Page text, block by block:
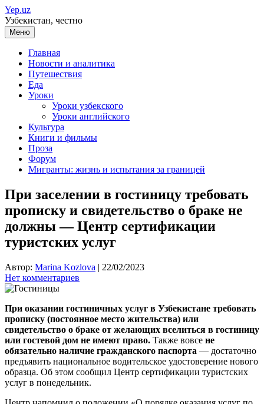
Перейти
к
содержимому
Yep.uz
Узбекистан, честно
Меню
Главная
Новости и аналитика
Путешествия
Еда
Уроки
Уроки узбекского
Уроки английского
Культура
Книги и фильмы
Проза
Форум
Мигранты: жизнь и испытания за границей
При заселении в гостиницу требовать
прописку и свидетельство о браке не
должны — Центр сертификации
туристских услуг
Автор: Marina Kozlova | 22/02/2023
Нет комментариев
При оказании гостиничных услуг в Узбекистане требовать
прописку (постоянное место жительства) или
свидетельство о браке от желающих вселиться в гостиницу
или гостевой дом не имеют право. Также вовсе не
обязательно наличие гражданского паспорта — достаточно
предъявить национальное водительское удостоверение нового
образца. Об этом сообщил Центр сертификации туристских
услуг в понедельник.